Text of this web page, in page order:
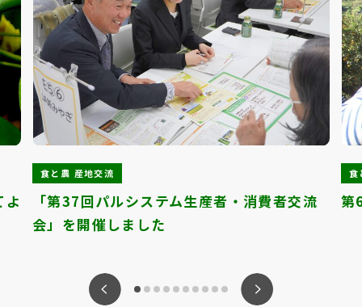
よ
食と農 産地交流
「第37回パルシステム生産者・消費者交流
会」を開催しました
食
第